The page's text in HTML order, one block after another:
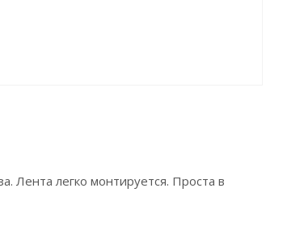
Лента легко монтируется. Проста в